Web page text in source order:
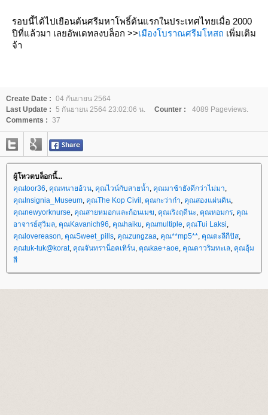
รอบนี้ได้ไปเยือนต้นศรีมหาโพธิ์ต้นแรกในประเทศไทยเมื่อ 2000
ปีที่แล้วมา เลยอัพเดทลงบล็อก >>เมืองโบราณศรีมโหสถ เพิ่มเติม
จ้า
Create Date : 04 กันยายน 2564
Last Update : 5 กันยายน 2564 23:02:06 น. Counter :
4089 Pageviews.
Comments : 37
ผู้โหวตบล็อกนี้...
คุณtoor36, คุณทนายอ้วน, คุณไวน์กับสายน้ำ, คุณมาช้ายังดีกว่าไม่มา,
คุณInsignia_Museum, คุณThe Kop Civil , คุณกะว่าก๋า, คุณสองแผ่นดิน,
คุณnewyorknurse, คุณสายหมอกและก้อนเมฆ, คุณเริงฤดีนะ, คุณหอมกร, คุณ
อาจารย์สุวิมล, คุณKavanich96, คุณhaiku, คุณmultiple, คุณTui Laksi,
คุณlovereason, คุณSweet_pills, คุณzungzaa, คุณ**mp5**, คุณตะลีกีปัส,
คุณtuk-tuk@korat, คุณจันทราน็อคเทิร์น, คุณkae+aoe, คุณดาวริมทะเล, คุณอุ้ม
สี